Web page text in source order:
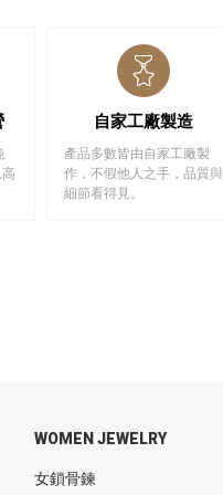
自家工廠製造
產品多數皆由自家工廠製
作，不假他人之手，品質與
細節看得見。
WOMEN JEWELRY
女鎖骨鍊